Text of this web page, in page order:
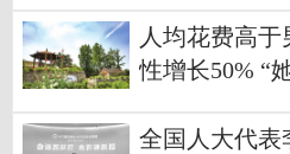
人均花费高于
性增长50% “
全国人大代表